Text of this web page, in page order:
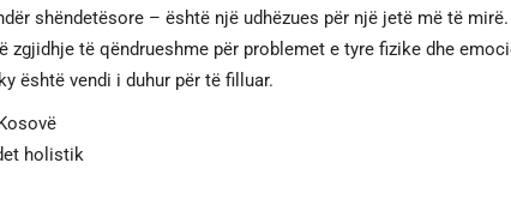
shëndetësore – është një udhëzues për një jetë më të mirë.
të qëndrueshme për problemet e tyre fizike dhe
është vendi i duhur për të filluar.
holistik